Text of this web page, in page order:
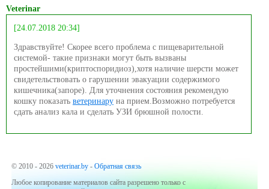
Veterinar
[24.07.2018 20:34]
Здравствуйте! Скорее всего проблема с пищеварительной
системой- такие признаки могут быть вызваны
простейшими(криптоспоридиоз),хотя наличие шерсти может
свидетельствовать о гарушении эвакуации содержимого
кишечника(запоре). Для уточнения состояния рекомендую
кошку показать ветеринару на прием.Возможно потребуется
сдать анализ кала и сделать УЗИ брюшной полости.
© 2010 - 2026 veterinar.by - Обратная связь
Любое копирование материалов сайта разрешено только с